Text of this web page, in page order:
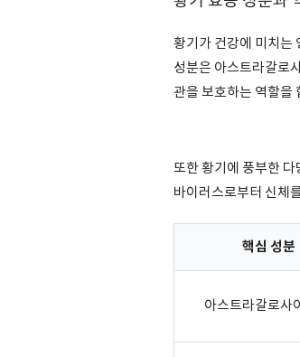
황기가 건강에 미치는
성분은 아스트라갈로
관을 보호하는 역할을
또한 황기에 풍부한
바이러스로부터 신체
핵심 성분
아스트라갈로사